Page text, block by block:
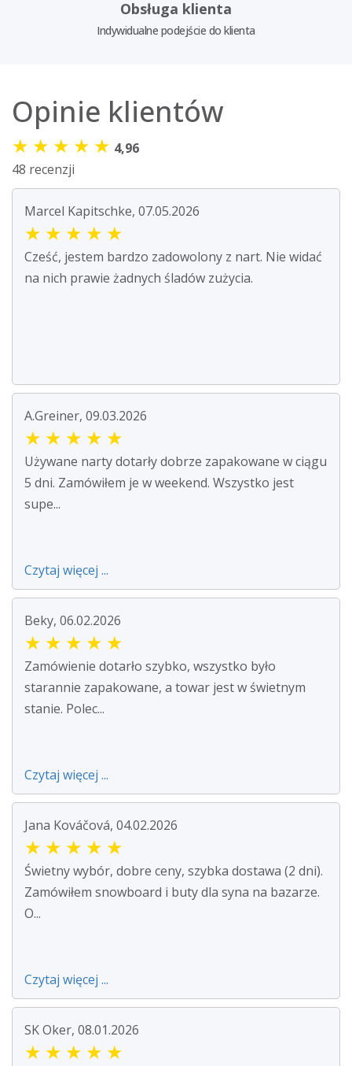
Obsługa klienta
Indywidualne podejście do klienta
Opinie klientów
★ ★ ★ ★ ★ 4,96
48 recenzji
Marcel Kapitschke, 07.05.2026
★ ★ ★ ★ ★
Cześć, jestem bardzo zadowolony z nart. Nie widać
na nich prawie żadnych śladów zużycia.
A.Greiner, 09.03.2026
★ ★ ★ ★ ★
Używane narty dotarły dobrze zapakowane w ciągu
5 dni. Zamówiłem je w weekend. Wszystko jest
supe...
Czytaj więcej ...
Beky, 06.02.2026
★ ★ ★ ★ ★
Zamówienie dotarło szybko, wszystko było
starannie zapakowane, a towar jest w świetnym
stanie. Polec...
Czytaj więcej ...
Jana Kováčová, 04.02.2026
★ ★ ★ ★ ★
Świetny wybór, dobre ceny, szybka dostawa (2 dni).
Zamówiłem snowboard i buty dla syna na bazarze.
O...
Czytaj więcej ...
SK Oker, 08.01.2026
★ ★ ★ ★ ★